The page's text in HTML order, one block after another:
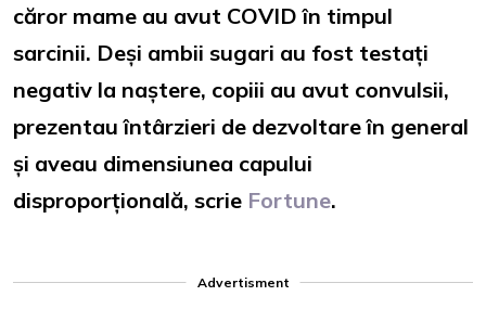
căror mame au avut COVID în timpul
sarcinii. Deși ambii sugari au fost testați
negativ la naștere, copiii au avut convulsii,
prezentau întârzieri de dezvoltare în general
și aveau dimensiunea capului
disproporțională, scrie Fortune.
Advertisment